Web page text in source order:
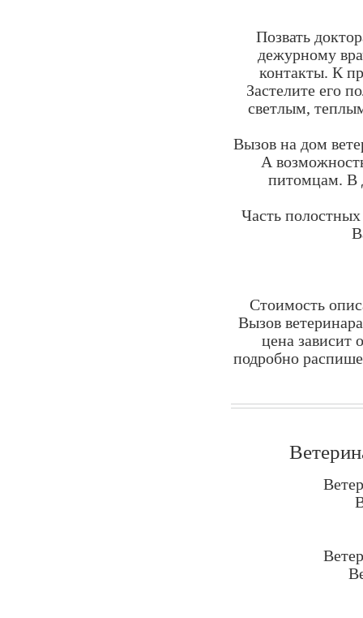
Позвать
дежурному
контакты. К
Застелите его
светлым,
Вызов на дом
А
питомцам. В
Часть
Стоимость
Вызов
цена зависит
подробно